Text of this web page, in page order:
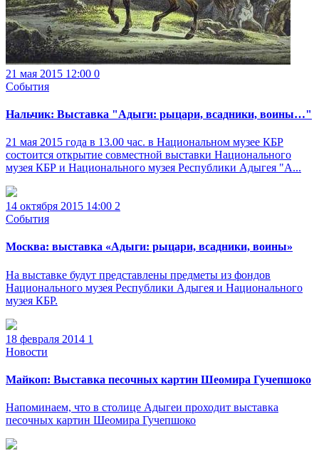
21 мая 2015 12:00 0
События
Нальчик: Выставка "Адыги: рыцари, всадники, воины…"
21 мая 2015 года в 13.00 час. в Национальном музее КБР
состоится открытие совместной выставки Национального
музея КБР и Национального музея Республики Адыгея "А...
14 октября 2015 14:00 2
События
Москва: выставка «Адыги: рыцари, всадники, воины»
На выставке будут представлены предметы из фондов
Национального музея Республики Адыгея и Национального
музея КБР.
18 февраля 2014 1
Новости
Майкоп: Выставка песочных картин Шеомира Гучепшоко
Напоминаем, что в столице Адыгеи проходит выставка
песочных картин Шеомира Гучепшоко